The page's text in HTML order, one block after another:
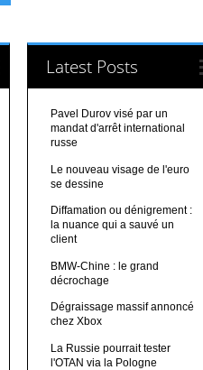
Latest Posts
Pavel Durov visé par un
mandat d'arrêt international
russe
Le nouveau visage de l'euro
se dessine
Diffamation ou dénigrement :
la nuance qui a sauvé un
client
BMW-Chine : le grand
décrochage
Dégraissage massif annoncé
chez Xbox
La Russie pourrait tester
l'OTAN via la Pologne